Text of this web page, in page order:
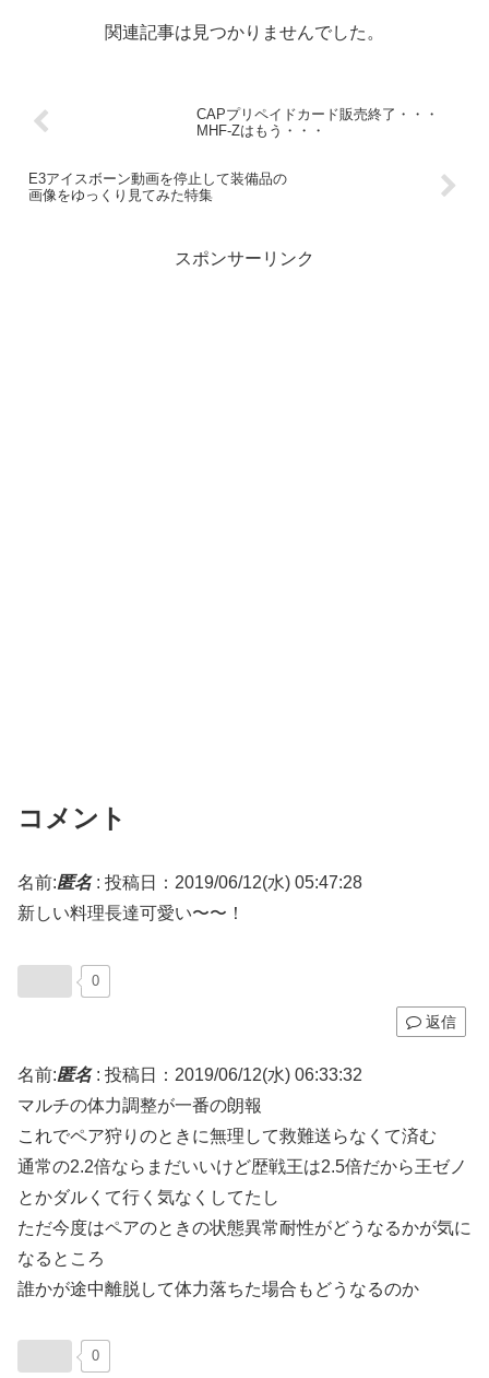
関連記事は見つかりませんでした。
CAPプリペイドカード販売終了・・・
MHF-Zはもう・・・
E3アイスボーン動画を停止して装備品の
画像をゆっくり見てみた特集
スポンサーリンク
コメント
名前:匿名: 投稿日：2019/06/12(水) 05:47:28
新しい料理長達可愛い〜〜！
0
返信
名前:匿名: 投稿日：2019/06/12(水) 06:33:32
マルチの体力調整が一番の朗報
これでペア狩りのときに無理して救難送らなくて済む
通常の2.2倍ならまだいいけど歴戦王は2.5倍だから王ゼノ
とかダルくて行く気なくしてたし
ただ今度はペアのときの状態異常耐性がどうなるかが気に
なるところ
誰かが途中離脱して体力落ちた場合もどうなるのか
0